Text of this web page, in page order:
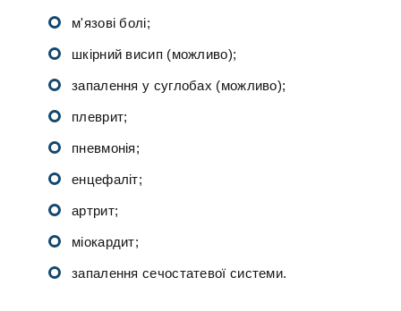
м'язові болі;
шкірний висип (можливо);
запалення у суглобах (можливо);
плеврит;
пневмонія;
енцефаліт;
артрит;
міокардит;
запалення сечостатевої системи.